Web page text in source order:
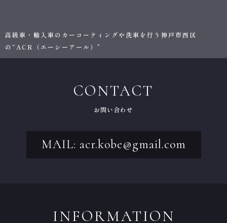
高級車・輸入車のカーコーティングや洗車を行う神戸市西区
の“ACR（エーシーアール）”
CONTACT
お問い合わせ
MAIL: acr.kobe@gmail.com
INFORMATION